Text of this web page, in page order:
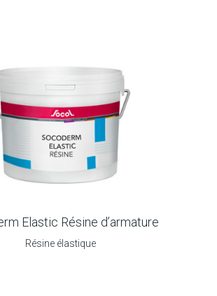
Elastic Résine d’armature
Résine élastique